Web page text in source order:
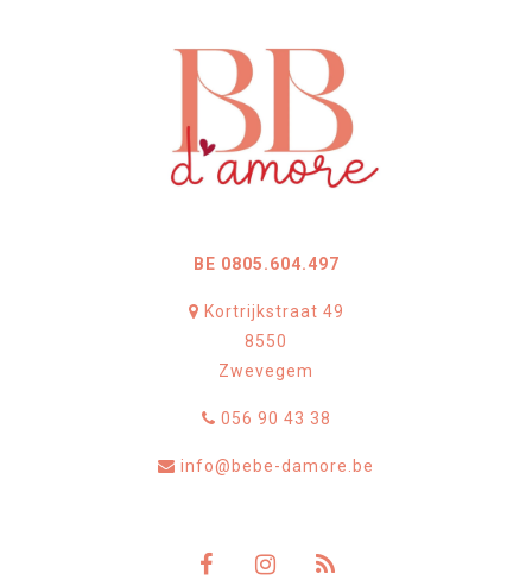
BE 0805.604.497
Kortrijkstraat 49
8550
Zwevegem
056 90 43 38
info@bebe-damore.be